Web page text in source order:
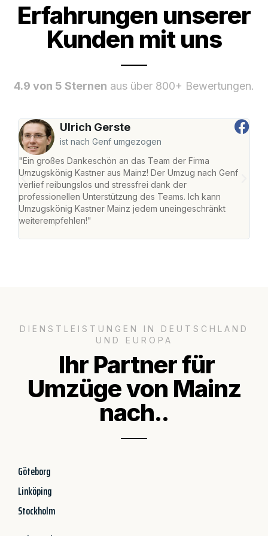
Erfahrungen unserer
Kunden mit uns
4.9 von 5 Sternen aus über 800+ Bewertungen.
Ulrich Gerste
ist nach Genf umgezogen
"Ein großes Dankeschön an das Team der Firma
Umzugskönig Kastner aus Mainz! Der Umzug nach Genf
verlief reibungslos und stressfrei dank der
professionellen Unterstützung des Teams. Ich kann
Umzugskönig Kastner Mainz jedem uneingeschränkt
weiterempfehlen!"
DIENSTLEISTUNGEN IN DEUTSCHLAND
UND EUROPA
Ihr Partner für
Umzüge von Mainz
nach..
Göteborg
Linköping
Stockholm